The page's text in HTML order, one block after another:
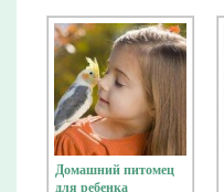
Домашний питомец
для ребенка